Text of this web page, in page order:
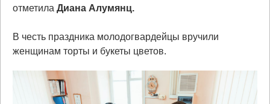
отметила Диана Алумянц.
В честь праздника молодогвардейцы вручили
женщинам торты и букеты цветов.